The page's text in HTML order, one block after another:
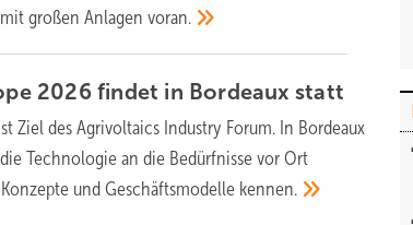
großen Anlagenvoran.
2026 findet in Bordeaux statt
Ziel des Agrivoltaics Industry Forum. In Bordeaux
Technologie an die Bedürfnisse vor Ort
und Geschäftsmodelle kennen.